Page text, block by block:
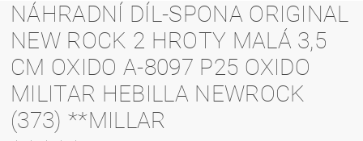
NÁHRADNÍ DÍL-SPONA ORIGINAL
NEW ROCK 2 HROTY MALÁ 3,5
CM OXIDO A-8097 P25 OXIDO
MILITAR HEBILLA NEWROCK
(373) **MILLAR